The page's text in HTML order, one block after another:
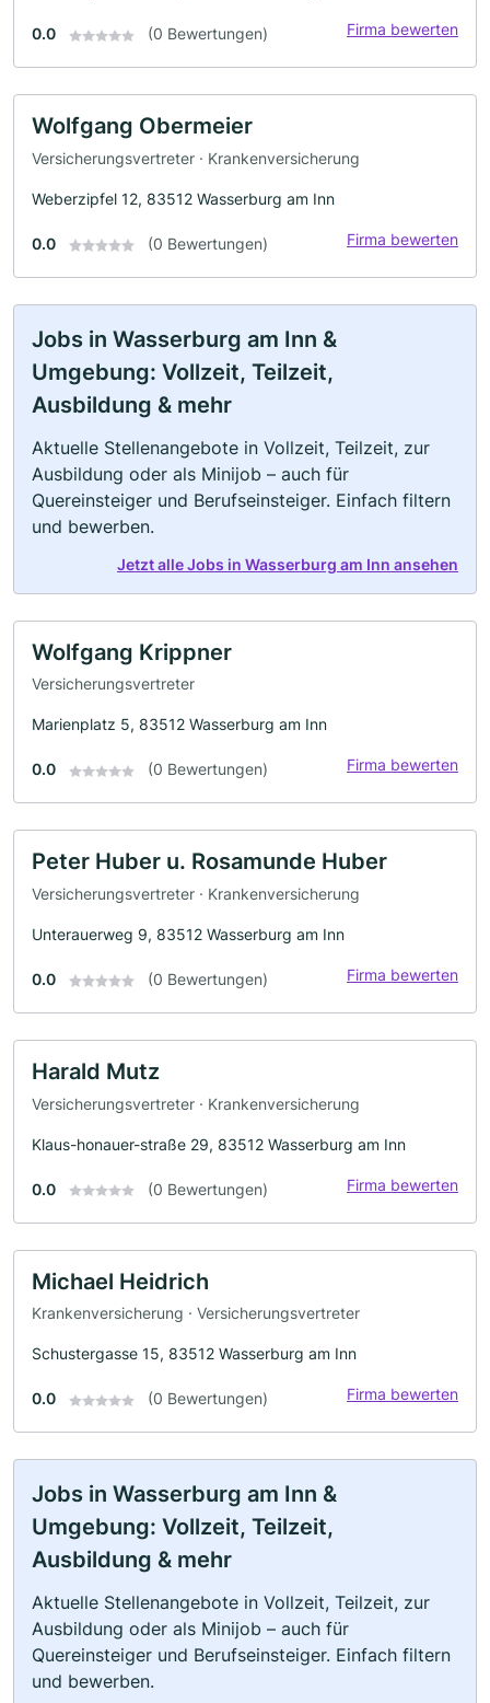
0.0 (0 Bewertungen) Firma bewerten
Wolfgang Obermeier
Versicherungsvertreter · Krankenversicherung
Weberzipfel 12, 83512 Wasserburg am Inn
0.0 (0 Bewertungen) Firma bewerten
Jobs in Wasserburg am Inn &
Umgebung: Vollzeit, Teilzeit,
Ausbildung & mehr
Aktuelle Stellenangebote in Vollzeit, Teilzeit, zur
Ausbildung oder als Minijob – auch für
Quereinsteiger und Berufseinsteiger. Einfach filtern
und bewerben.
Jetzt alle Jobs in Wasserburg am Inn ansehen
Wolfgang Krippner
Versicherungsvertreter
Marienplatz 5, 83512 Wasserburg am Inn
0.0 (0 Bewertungen) Firma bewerten
Peter Huber u. Rosamunde Huber
Versicherungsvertreter · Krankenversicherung
Unterauerweg 9, 83512 Wasserburg am Inn
0.0 (0 Bewertungen) Firma bewerten
Harald Mutz
Versicherungsvertreter · Krankenversicherung
Klaus-honauer-straße 29, 83512 Wasserburg am Inn
0.0 (0 Bewertungen) Firma bewerten
Michael Heidrich
Krankenversicherung · Versicherungsvertreter
Schustergasse 15, 83512 Wasserburg am Inn
0.0 (0 Bewertungen) Firma bewerten
Jobs in Wasserburg am Inn &
Umgebung: Vollzeit, Teilzeit,
Ausbildung & mehr
Aktuelle Stellenangebote in Vollzeit, Teilzeit, zur
Ausbildung oder als Minijob – auch für
Quereinsteiger und Berufseinsteiger. Einfach filtern
und bewerben.